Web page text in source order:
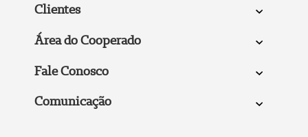
Clientes
Área do Cooperado
Fale Conosco
Comunicação